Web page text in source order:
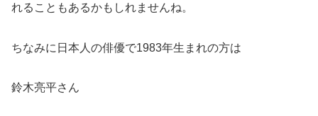
れることもあるかもしれませんね。
ちなみに日本人の俳優で1983年生まれの方は
鈴木亮平さん